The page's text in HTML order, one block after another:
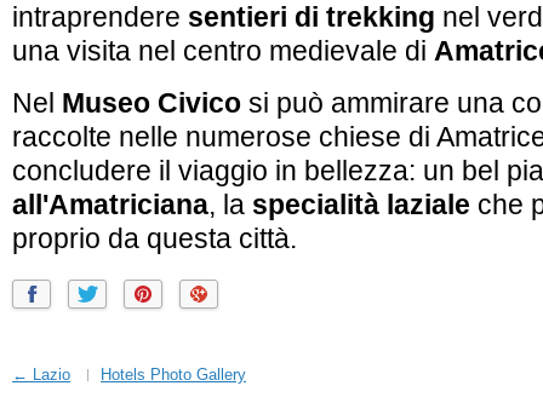
intraprendere sentieri di trekking nel
una visita nel centro medievale di
Nel Museo Civico si può ammirare una
raccolte nelle numerose chiese di
concludere il viaggio in bellezza: un bel
all'Amatriciana, la specialità laziale che
proprio da questa città.
← Lazio Hotels Photo Gallery